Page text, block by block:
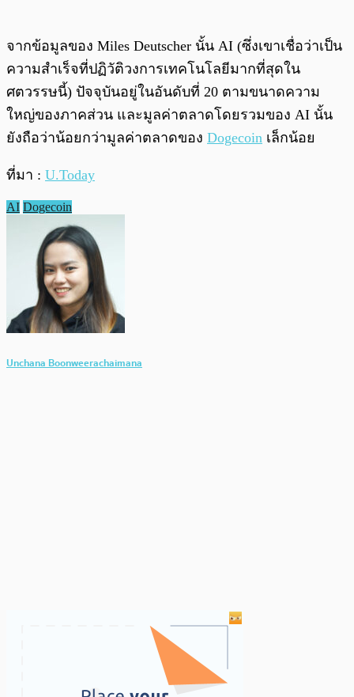
จากข้อมูลของ Miles Deutscher นั้น AI (ซึ่งเขาเชื่อว่าเป็น
ความสำเร็จที่ปฏิวัติวงการเทคโนโลยีมากที่สุดใน
ศตวรรษนี้) ปัจจุบันอยู่ในอันดับที่ 20 ตามขนาดความ
ใหญ่ของภาคส่วน และมูลค่าตลาดโดยรวมของ AI นั้น
ยังถือว่าน้อยกว่ามูลค่าตลาดของ Dogecoin เล็กน้อย
ที่มา : U.Today
AI Dogecoin
Unchana Boonweerachaimana